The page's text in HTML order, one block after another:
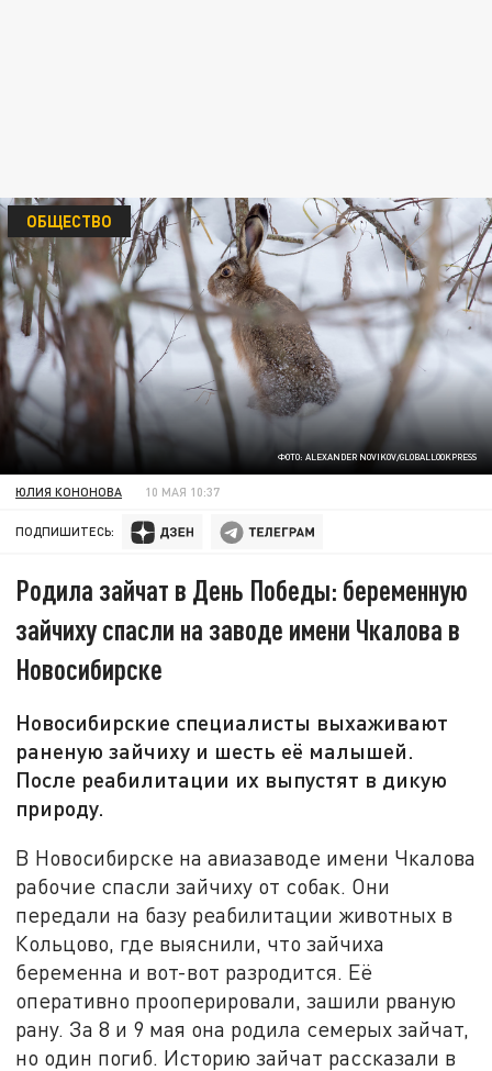
ФОТО: ALEXANDER NOVIKOV/GLOBALLOOKPRESS
ОБЩЕСТВО
ЮЛИЯ КОНОНОВА 10 МАЯ 10:37
ПОДПИШИТЕСЬ:
Родила зайчат в День Победы: беременную
зайчиху спасли на заводе имени Чкалова в
Новосибирске
Новосибирские специалисты выхаживают
раненую зайчиху и шесть её малышей.
После реабилитации их выпустят в дикую
природу.
В Новосибирске на авиазаводе имени Чкалова
рабочие спасли зайчиху от собак. Они
передали на базу реабилитации животных в
Кольцово, где выяснили, что зайчиха
беременна и вот-вот разродится. Её
оперативно прооперировали, зашили рваную
рану. За 8 и 9 мая она родила семерых зайчат,
но один погиб. Историю зайчат рассказали в